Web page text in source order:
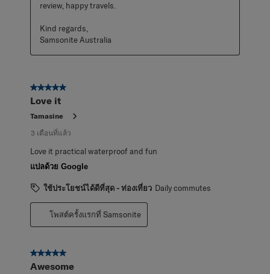
review, happy travels.
Kind regards,
Samsonite Australia
5 จาก 5 ดาว
Love it
Tamasine
3 เดือนที่แล้ว
Love it practical waterproof and fun
แปลด้วย Google
ใช้ประโยชน์ได้ดีที่สุด - ท่องเที่ยว Daily commutes
โพสต์ครั้งแรกที่ Samsonite
5 จาก 5 ดาว
Awesome